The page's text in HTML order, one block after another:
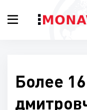
Более